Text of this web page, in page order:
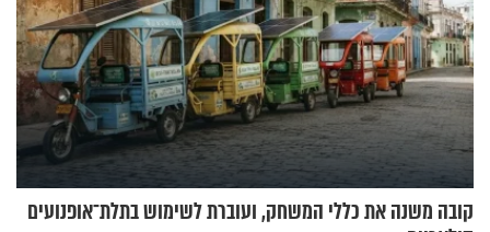
קובה משנה את כללי המשחק, ועוברת לשימוש בתלת־אופנועים